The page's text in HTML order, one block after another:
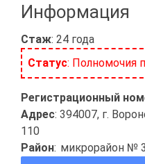
Информация
Стаж: 24 года
Статус: Полномочия
Регистрационный
Адрес: 394007, г.
110
Район: микрорайон №